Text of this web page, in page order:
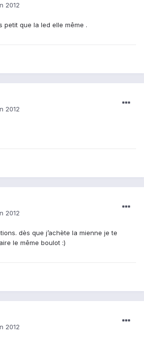
2012
petit que la led elle même .
2012
2012
dès que j’achète la mienne je te
le même boulot :)
2012